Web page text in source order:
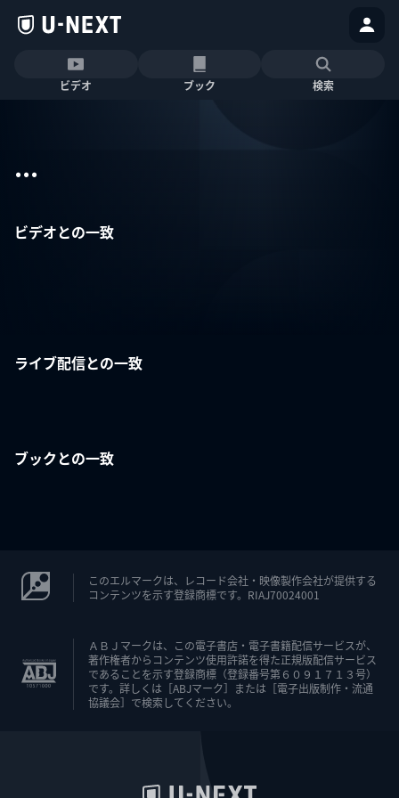
ビデオ ブック 検索
...
ビデオとの一致
ライブ配信との一致
ブックとの一致
このエルマークは、レコード会社・映像製作会社が提供する
コンテンツを示す登録商標です。RIAJ70024001
ＡＢＪマークは、この電子書店・電子書籍配信サービスが、
著作権者からコンテンツ使用許諾を得た正規版配信サービス
であることを示す登録商標（登録番号第６０９１７１３号）
です。詳しくは［ABJマーク］または［電子出版制作・流通
協議会］で検索してください。